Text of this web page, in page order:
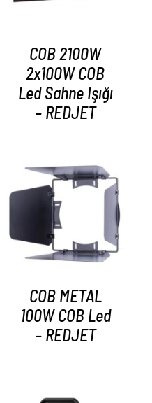
COB 2100W
2x100W COB
Led Sahne Işığı
– REDJET
AYRINTILAR
COB METAL
100W COB Led
– REDJET